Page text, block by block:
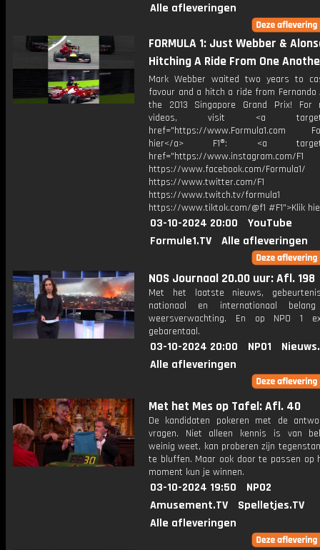
Alle afleveringen
FORMULA 1: Just Webber &
Hitching A Ride From One
Mark Webber waited two years to
favour and a hitch a ride from Fernando
the 2013 Singapore Grand Prix! For
videos, visit <a
href="https://www.Formula1.com
hier</a> F1®: <a
href="https://www.instagram.com/F1
https://www.facebook.com/Formula1/
https://www.twitter.com/F1
https://www.twitch.tv/formula1
https://www.tiktok.com/@f1 #F1">Klik
03-10-2024 20:00
YouTube
Formule1.TV
Alle afleveringen
NOS Journaal 20.00 uur: Afl. 198
Met het laatste nieuws,
nationaal en internationaal
weersverwachting. En op NPO 1
gebarentaal.
03-10-2024 20:00 NPO1
Alle afleveringen
Met het Mes op Tafel: Afl. 40
De kandidaten pokeren met de
vragen. Niet alleen kennis is van
weinig weet, kan proberen zijn
te bluffen. Maar ook door te passen op
moment kun je winnen.
03-10-2024 19:50
NPO2
Amusement.TV
Spelletjes.TV
Alle afleveringen